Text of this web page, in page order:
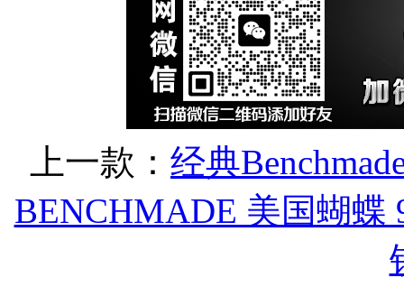
上一款： 经典
BENCHMADE 美国蝴蝶